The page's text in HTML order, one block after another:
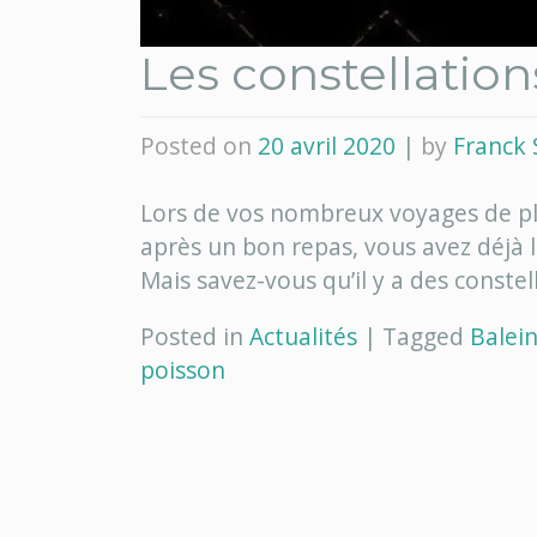
Les
Posted on 20 avril 2020 | by Franck
Lors de vos nombreux voyages de
après un bon repas, vous avez
Mais savez-vous qu’il y a des
Posted in Actualités | Tagged
poisson